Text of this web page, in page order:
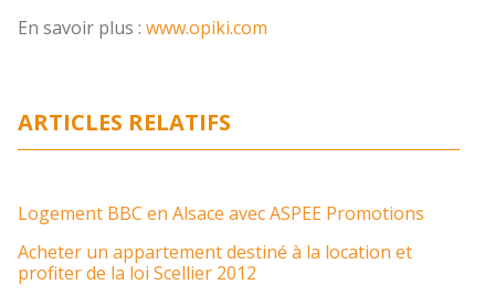
En savoir plus : www.opiki.com
ARTICLES RELATIFS
Logement BBC en Alsace avec ASPEE Promotions
Acheter un appartement destiné à la location et
profiter de la loi Scellier 2012